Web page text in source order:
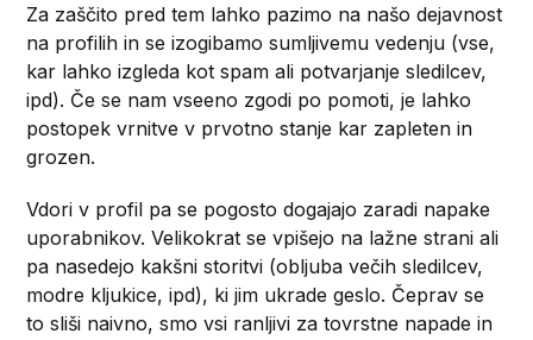
Za zaščito pred tem lahko pazimo na našo dejavnost
na profilih in se izogibamo sumljivemu vedenju (vse,
kar lahko izgleda kot spam ali potvarjanje sledilcev,
ipd). Če se nam vseeno zgodi po pomoti, je lahko
postopek vrnitve v prvotno stanje kar zapleten in
grozen.
Vdori v profil pa se pogosto dogajajo zaradi napake
uporabnikov. Velikokrat se vpišejo na lažne strani ali
pa nasedejo kakšni storitvi (obljuba večih sledilcev,
modre kljukice, ipd), ki jim ukrade geslo. Čeprav se
to sliši naivno, smo vsi ranljivi za tovrstne napade in